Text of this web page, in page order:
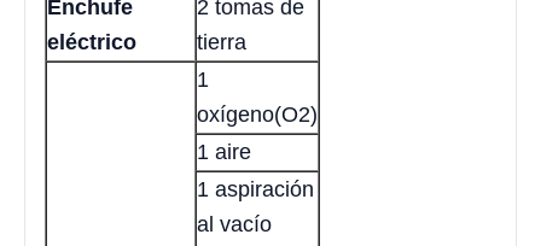
Enchufe
eléctrico
2 tomas de
tierra
1
oxígeno(O2)
1 aire
1 aspiración
al vacío